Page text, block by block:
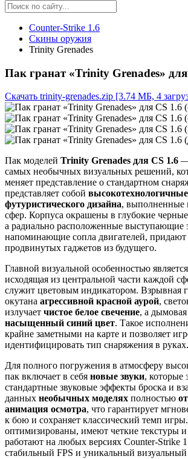
Counter-Strike 1.6
Скины оружия
Trinity Grenades
Пак гранат «Trinity Grenades»
Скачать trinity-grenades.zip [3.74 МБ, 4
Пак моделей Trinity Grenades для CS 1.6 —
самых необычных визуальных решений,
меняет представление о стандартном
представляет собой
футуристического дизайна, выполненные
сфер. Корпуса окрашены в глубокие
а радиально расположенные выступающие
напоминающие сопла двигателей, придают
продвинутых гаджетов из будущего.
Главной визуальной особенностью является
исходящая из центральной части каждой
служит цветовым индикатором. Взрывная
окутана агрессивной красной аурой,
излучает чистое белое свечение, а
насыщенный синий цвет. Такое
крайне заметными на карте и позволяет
идентифицировать тип снаряжения в руках.
Для полного погружения в атмосферу
пак включает в себя новые звуки, которые
стандартные звуковые эффекты броска и
данных необычных моделях полностью
анимация осмотра, что гарантирует
к бою и сохраняет классический темп
оптимизированы, имеют четкие текстуры и
работают на любых версиях Counter-Strike
стабильный FPS и уникальный